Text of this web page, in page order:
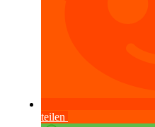
teilen